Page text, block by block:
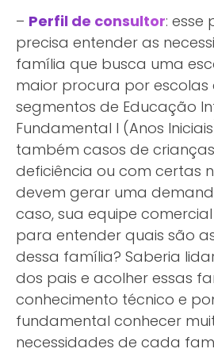
– Perfil de consultor: esse
precisa entender as
família que busca uma
maior procura por escolas
segmentos de Educação
Fundamental I (Anos
também casos de
deficiência ou com certas
devem gerar uma
caso, sua equipe
para entender quais são
dessa família? Saberia
dos pais e acolher essas
conhecimento técnico e
fundamental conhecer
necessidades de cada